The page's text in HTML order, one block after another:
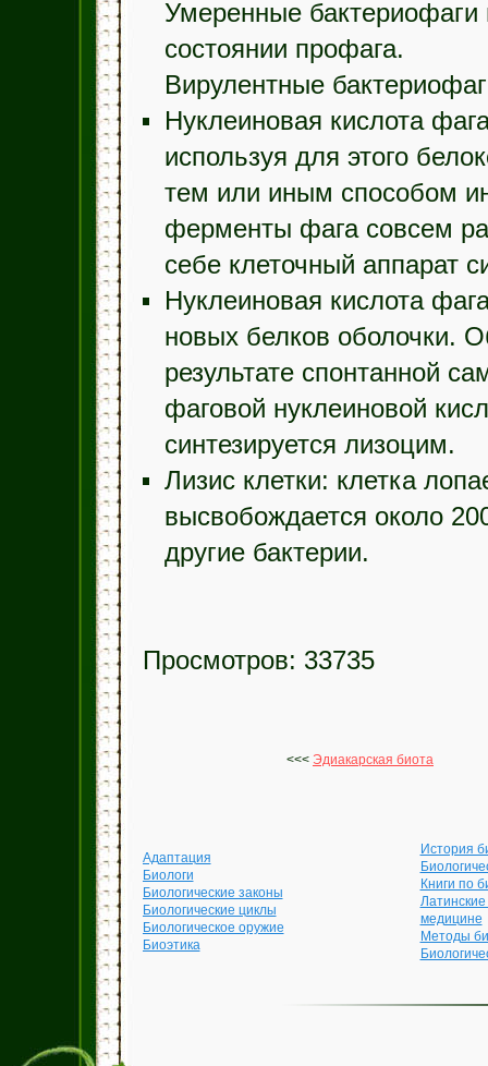
Умеренные бактериофаги
состоянии профага.
Вирулентные
Нуклеиновая кислота
используя для этого
тем или иным способом
ферменты фага совсем
себе клеточный аппарат
Нуклеиновая кислота
новых белков оболочки.
результате спонтанной
фаговой нуклеиновой
синтезируется лизоцим.
Лизис клетки: клетка
высвобождается около
другие бактерии.
Просмотров: 33735
<<< Эдиакарская биота
Адаптация
Биологи
Биологические законы
Биологические циклы
Биологическое оружие
Биоэтика
История
Книги по
медицине
Методы